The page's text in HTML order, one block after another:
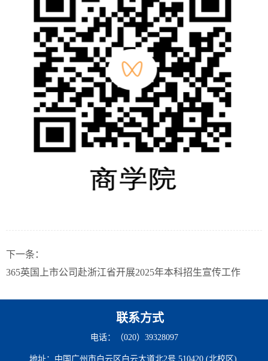
下一条：
365英国上市公司赴浙江省开展2025年本科招生宣传工作
联系方式
电话：（020）39328097
地址：中国广州市白云区白云大道北2号 510420 (北校区)